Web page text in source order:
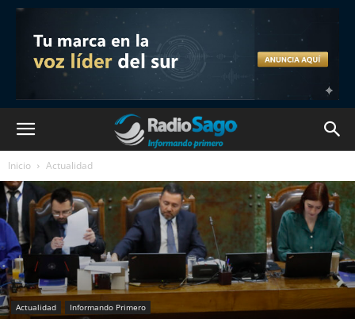
Inicio Actualidad
Actualidad Informando Primero